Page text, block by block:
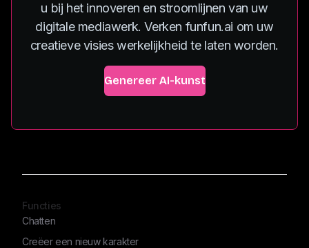
u bij het innoveren en stroomlijnen van uw
digitale mediawerk. Verken funfun.ai om uw
creatieve visies werkelijkheid te laten worden.
Genereer AI-kunst
Functies
Chatten
Creëer een nieuw karakter